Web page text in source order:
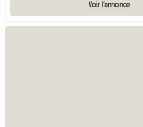
Voir l'annonce